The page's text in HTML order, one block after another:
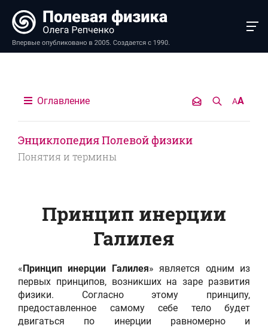
Оглавление AA
Энциклопедия Полевой физики
Понятия и термины
Принцип инерции
Галилея
«Принцип инерции Галилея» является одним из
первых принципов, возникших на заре развития
физики. Согласно этому принципу,
предоставленное самому себе тело будет
двигаться по инерции равномерно и